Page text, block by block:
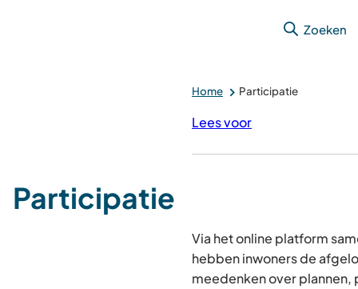
Zoeken
Home Participatie
Lees voor
Participatie
Via het online platform
hebben inwoners de
meedenken over